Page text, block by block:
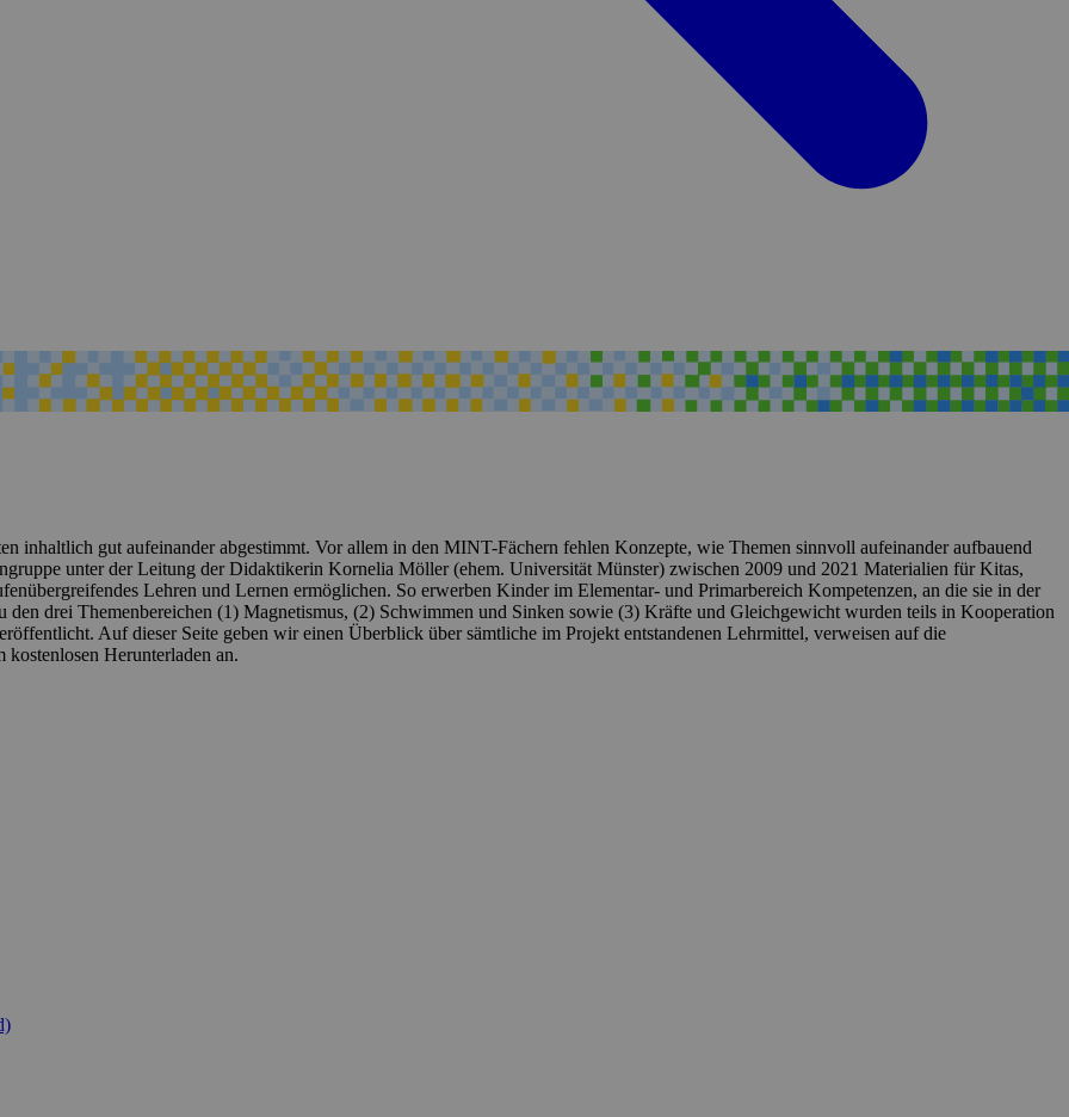
inhaltlich gut aufeinander abgestimmt. Vor allem in den MINT-Fächern fehlen Konzepte, wie Themen sinnvoll aufeinander aufbauend
unter der Leitung der Didaktikerin Kornelia Möller (ehem. Universität Münster) zwischen 2009 und 2021 Materialien für Kitas,
Lehren und Lernen ermöglichen. So erwerben Kinder im Elementar- und Primarbereich Kompetenzen, an die sie in der
drei Themenbereichen (1) Magnetismus, (2) Schwimmen und Sinken sowie (3) Kräfte und Gleichgewicht wurden teils in Kooperation
Auf dieser Seite geben wir einen Überblick über sämtliche im Projekt entstandenen Lehrmittel, verweisen auf die
Herunterladen an.